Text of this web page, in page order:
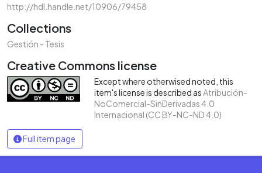
http://hdl.handle.net/10906/79458
Collections
Gestión - Tesis
Creative Commons license
Except where otherwised noted, this
item's license is described asAtribución-
NoComercial-SinDerivadas 4.0
Internacional (CC BY-NC-ND 4.0)
Full item page